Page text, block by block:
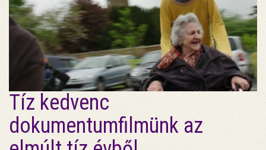
Tíz kedvenc
dokumentumfilmünk az